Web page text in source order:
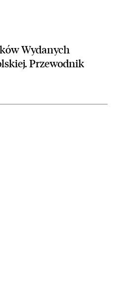
Wydanych
Przewodnik
Ciągłych Nowych,